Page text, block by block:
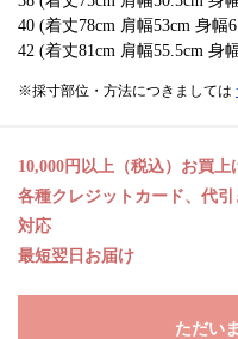
40 (着丈78cm 肩幅53cm 身幅
42 (着丈81cm 肩幅55.5cm 身
※採寸部位・方法につきましては
10,000円以上（税込）お買上
各種クレジットカード、代
対応
最短翌日お届け
ただい